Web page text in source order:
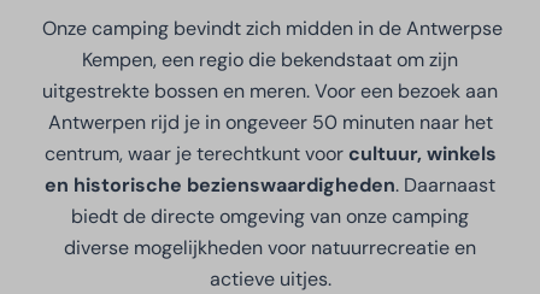
Onze camping bevindt zich midden in de Antwerpse
Kempen, een regio die bekendstaat om zijn
uitgestrekte bossen en meren. Voor een bezoek aan
Antwerpen rijd je in ongeveer 50 minuten naar het
centrum, waar je terechtkunt voorcultuur, winkels
en historische bezienswaardigheden. Daarnaast
biedt de directe omgeving van onze camping
diverse mogelijkheden voor natuurrecreatie en
actieve uitjes.